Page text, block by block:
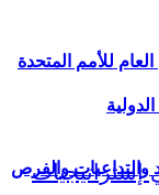
والتداعيات والفرص
للأمم المتحدة